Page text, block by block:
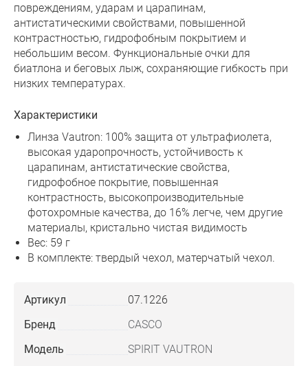
повреждениям, ударам и царапинам,
антистатическими свойствами, повышенной
контрастностью, гидрофобным покрытием и
небольшим весом. Функциональные очки для
биатлона и беговых лыж, сохраняющие гибкость при
низких температурах.
Характеристики
Линза Vautron: 100% защита от ультрафиолета,
высокая ударопрочность, устойчивость к
царапинам, антистатические свойства,
гидрофобное покрытие, повышенная
контрастность, высокопроизводительные
фотохромные качества, до 16% легче, чем другие
материалы, кристально чистая видимость
Вес: 59 г
В комплекте: твердый чехол, матерчатый чехол.
Артикул
07.1226
Бренд
CASCO
Модель
SPIRIT VAUTRON